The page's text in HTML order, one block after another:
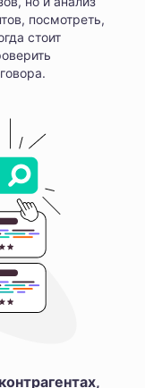
посмотреть,
стоит